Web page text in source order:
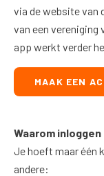
via de website van
van een vereniging
app werkt verder
MAAK EEN
Waarom inloggen
Je hoeft maar één
andere: